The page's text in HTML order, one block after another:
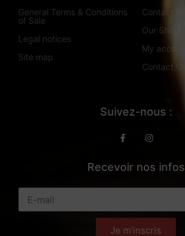
General Terms & Conditions
of Sale
Legal notices
Site map
Contact Us
Our Shop
My account
Contact Us
Suivez-nous :
Recevoir nos infos
Je m'inscris